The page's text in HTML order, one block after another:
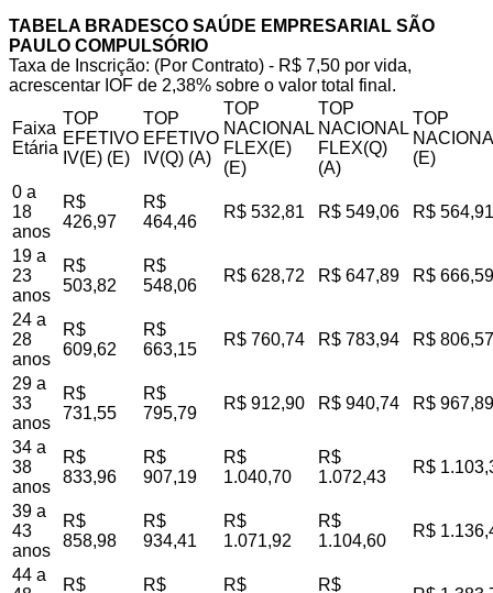
TABELA BRADESCO SAÚDE EMPRESARIAL SÃO
PAULO COMPULSÓRIO
Taxa de Inscrição: (Por Contrato) - R$ 7,50 por vida,
acrescentar IOF de 2,38% sobre o valor total final.
Faixa
Etária
TOP
EFETIVO
IV(E) (E)
TOP
EFETIVO
IV(Q) (A)
TOP
NACIONAL
FLEX(E)
(E)
TOP
NACIONAL
FLEX(Q)
(A)
TOP
(E)
0 a
18
anos
R$
426,97
R$
464,46
R$ 532,81 R$ 549,06 R$ 564,91
19 a
23
anos
R$
503,82
R$
548,06
R$ 628,72 R$ 647,89 R$ 666,59
24 a
28
anos
R$
609,62
R$
663,15
R$ 760,74 R$ 783,94 R$ 806,57
29 a
33
anos
R$
731,55
R$
795,79
R$ 912,90 R$ 940,74 R$ 967,89
34 a
38
anos
R$
833,96
R$
907,19
R$
1.040,70
R$
1.072,43
R$
39 a
43
anos
R$
858,98
R$
934,41
R$
1.071,92
R$
1.104,60
R$
44 a
R$ R$ R$ R$